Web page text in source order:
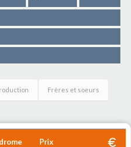
Frères et soeurs
Prix